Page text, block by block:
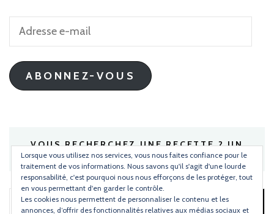
Adresse
mail
ABONNEZ-VOUS
VOUS RECHERCHEZ UNE RECETTE ? UN
INGRÉDIENT ?
Rechercher :
Lorsque vous utilisez nos services, vous nous faites confiance pour le
traitement de vos informations. Nous savons qu'il s'agit d'une lourde
responsabilité, c'est pourquoi nous nous efforçons de les protéger, tout
en vous permettant d'en garder le contrôle.
Les cookies nous permettent de personnaliser le contenu et les
annonces, d’offrir des fonctionnalités relatives aux médias sociaux et